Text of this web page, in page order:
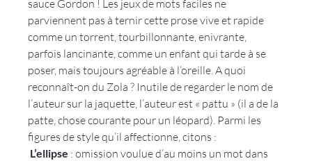
sauce Gordon ! Les jeux de mots faciles ne
parviennent pas à ternir cette prose vive et rapide
comme un torrent, tourbillonnante, enivrante,
parfois lancinante, comme un enfant qui tarde à se
poser, mais toujours agréable à l’oreille. A quoi
reconnaît-on du Zola ? Inutile de regarder le nom de
l’auteur sur la jaquette, l’auteur est « pattu » (il a de la
patte, chose courante pour un léopard). Parmi les
figures de style qu’il affectionne, citons :
L’ellipse : omission voulue d’au moins un mot dans